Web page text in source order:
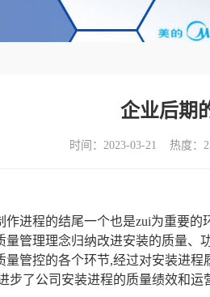
企业后期
时间：2023-03-21 热度：
作进程的结尾一个也是zui为重要
量管理理念归纳改进安装的质量、
量管控的各个环节,经过对安装进
步了公司安装进程的质量绩效和运